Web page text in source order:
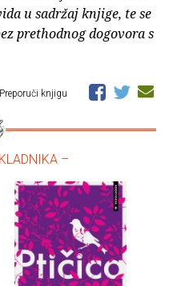
u sadržaj knjige, te se
prethodnog dogovora s
Preporuči knjigu
–